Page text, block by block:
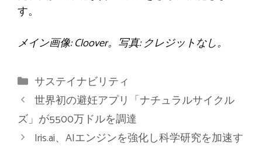
す。
メイン画像: Cloover。写真: クレジットなし。
カ
テ
ゴ
リ
ー
サステイナビリティ
世界初の避妊アプリ「ナチュラルサイクル
ズ」が5500万ドルを調達
Iris.ai、AIエンジンを強化し科学研究を加速す